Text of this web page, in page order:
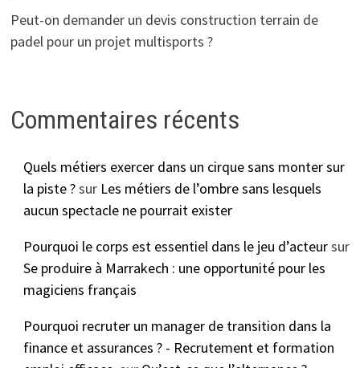
Peut-on demander un devis construction terrain de
padel pour un projet multisports ?
Commentaires récents
Quels métiers exercer dans un cirque sans monter sur
la piste ?sur Les métiers de l’ombre sans lesquels
aucun spectacle ne pourrait exister
Pourquoi le corps est essentiel dans le jeu d’acteursur
Se produire à Marrakech : une opportunité pour les
magiciens français
Pourquoi recruter un manager de transition dans la
finance et assurances ? - Recrutement et formation